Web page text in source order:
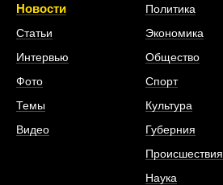
Новости
Статьи
Интервью
Фото
Темы
Видео
Политика
Экономика
Общество
Спорт
Культура
Губерния
Происшествия
Наука